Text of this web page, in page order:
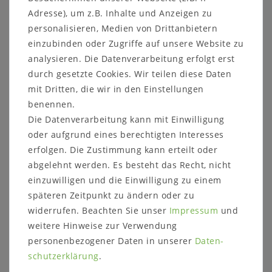
Weitere Informationen zum
Möbelstück
Details:
mit Rückenlehne
Maße:
Breite: 140 cm
Höhe: 86 cm
Tiefe: 47 cm
Sitzplattenstärke: 4 cm
Pfosten Stärke ca.: 10 x 10 cm
Weitere Informationen zum
Programm:
Adresse), um z.B. Inhalte und Anzeigen zu
personalisieren, Medien von Drittanbietern
einzubinden oder Zugriffe auf unsere Website zu
analysieren. Die Datenverarbeitung erfolgt erst
durch gesetzte Cookies. Wir teilen diese Daten
mit Dritten, die wir in den Einstellungen
benennen.
Die Datenverarbeitung kann mit Einwilligung
oder aufgrund eines berechtigten Interesses
erfolgen. Die Zustimmung kann erteilt oder
abgelehnt werden. Es besteht das Recht, nicht
einzuwilligen und die Einwilligung zu einem
späteren Zeitpunkt zu ändern oder zu
widerrufen. Beachten Sie unser Impressum und
weitere Hinweise zur Verwendung
personenbezogener Daten in unserer Daten­
schutz­erklärung.